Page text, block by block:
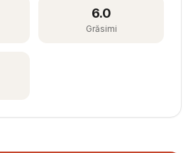
6.0
Grăsimi